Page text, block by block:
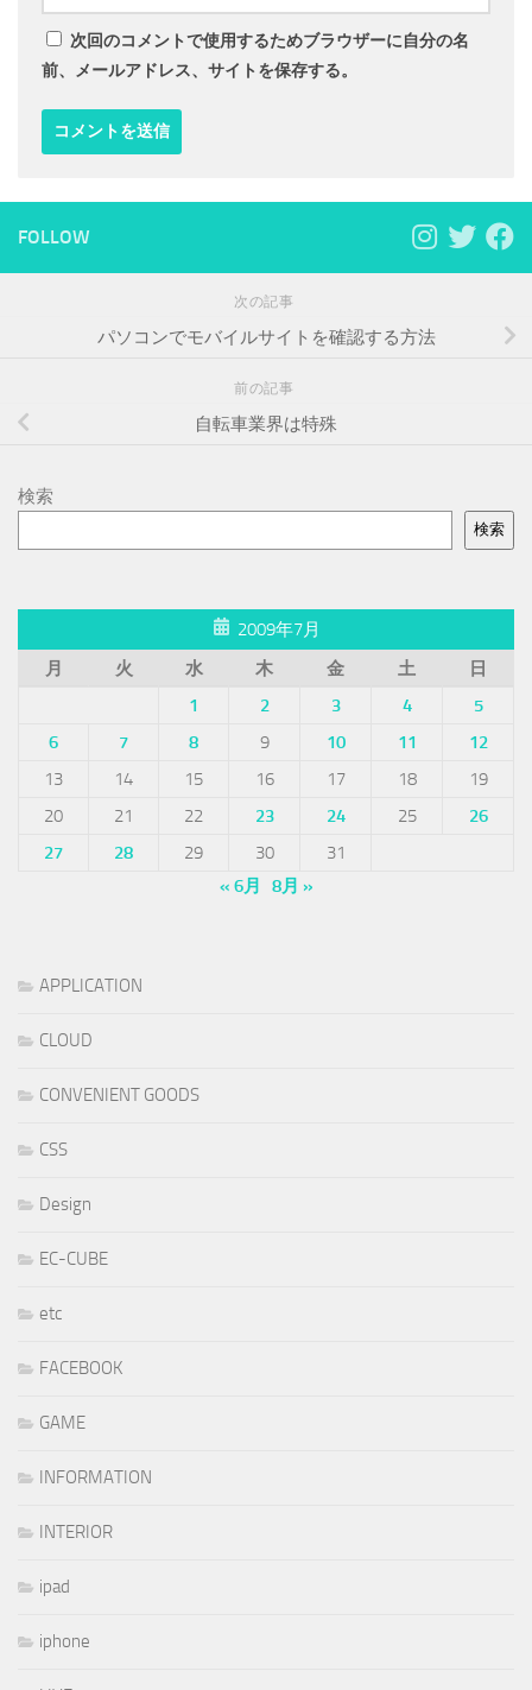
次回のコメントで使用するためブラウザーに自分の名
前、メールアドレス、サイトを保存する。
FOLLOW
次の記事
パソコンでモバイルサイトを確認する方法
前の記事
自転車業界は特殊
検索
検索
2009年7月
月
火 水 木 金 土
日
1
2 3 4
5
6
7 8 9 10 11
12
13
14 15 16 17 18
19
20
21 22 23 24 25
26
27
28 29 30
31
« 6月
8月 »
APPLICATION
CLOUD
CONVENIENT GOODS
CSS
Design
EC-CUBE
etc
FACEBOOK
GAME
INFORMATION
INTERIOR
ipad
iphone